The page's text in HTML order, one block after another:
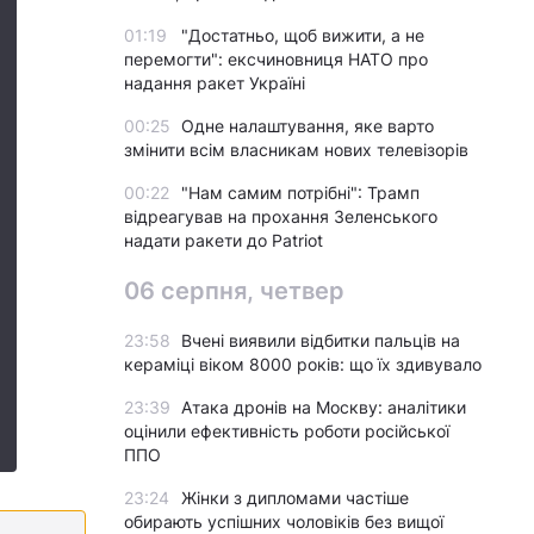
01:19
"Достатньо, щоб вижити, а не
перемогти": ексчиновниця НАТО про
надання ракет Україні
00:25 Одне налаштування, яке варто
змінити всім власникам нових телевізорів
00:22
"Нам самим потрібні": Трамп
відреагував на прохання Зеленського
надати ракети до Patriot
06 серпня, четвер
23:58
Вчені виявили відбитки пальців на
кераміці віком 8000 років: що їх здивувало
23:39
Атака дронів на Москву: аналітики
оцінили ефективність роботи російської
ППО
23:24
Жінки з дипломами частіше
обирають успішних чоловіків без вищої